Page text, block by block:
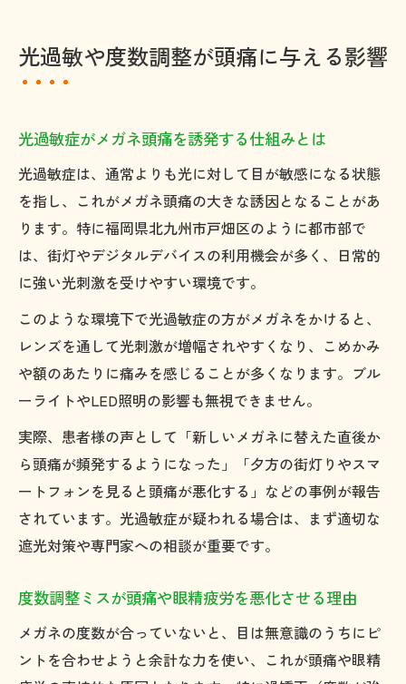
光過敏や度数調整が頭痛に与える影響
光過敏症がメガネ頭痛を誘発する仕組みとは
光過敏症は、通常よりも光に対して目が敏感になる状態
を指し、これがメガネ頭痛の大きな誘因となることがあ
ります。特に福岡県北九州市戸畑区のように都市部で
は、街灯やデジタルデバイスの利用機会が多く、日常的
に強い光刺激を受けやすい環境です。
このような環境下で光過敏症の方がメガネをかけると、
レンズを通して光刺激が増幅されやすくなり、こめかみ
や額のあたりに痛みを感じることが多くなります。ブル
ーライトやLED照明の影響も無視できません。
実際、患者様の声として「新しいメガネに替えた直後か
ら頭痛が頻発するようになった」「夕方の街灯りやスマ
ートフォンを見ると頭痛が悪化する」などの事例が報告
されています。光過敏症が疑われる場合は、まず適切な
遮光対策や専門家への相談が重要です。
度数調整ミスが頭痛や眼精疲労を悪化させる理由
メガネの度数が合っていないと、目は無意識のうちにピ
ントを合わせようと余計な力を使い、これが頭痛や眼精